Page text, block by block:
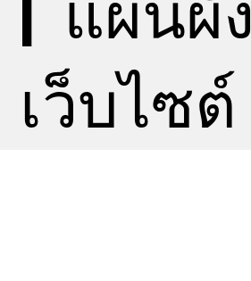
เว็บไซต์